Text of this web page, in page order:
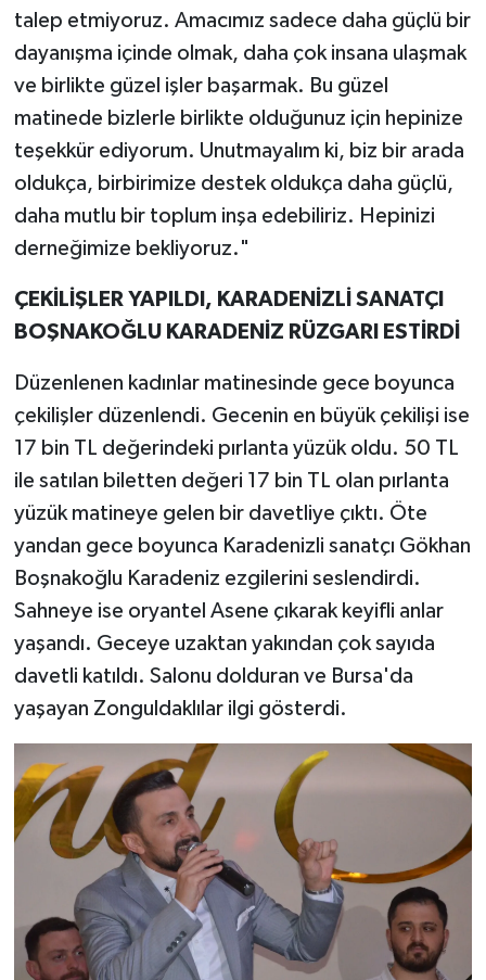
talep etmiyoruz. Amacımız sadece daha güçlü bir
dayanışma içinde olmak, daha çok insana ulaşmak
ve birlikte güzel işler başarmak. Bu güzel
matinede bizlerle birlikte olduğunuz için hepinize
teşekkür ediyorum. Unutmayalım ki, biz bir arada
oldukça, birbirimize destek oldukça daha güçlü,
daha mutlu bir toplum inşa edebiliriz. Hepinizi
derneğimize bekliyoruz."
ÇEKİLİŞLER YAPILDI, KARADENİZLİ SANATÇI
BOŞNAKOĞLU KARADENİZ RÜZGARI ESTİRDİ
Düzenlenen kadınlar matinesinde gece boyunca
çekilişler düzenlendi. Gecenin en büyük çekilişi ise
17 bin TL değerindeki pırlanta yüzük oldu. 50 TL
ile satılan biletten değeri 17 bin TL olan pırlanta
yüzük matineye gelen bir davetliye çıktı. Öte
yandan gece boyunca Karadenizli sanatçı Gökhan
Boşnakoğlu Karadeniz ezgilerini seslendirdi.
Sahneye ise oryantel Asene çıkarak keyifli anlar
yaşandı. Geceye uzaktan yakından çok sayıda
davetli katıldı. Salonu dolduran ve Bursa'da
yaşayan Zonguldaklılar ilgi gösterdi.